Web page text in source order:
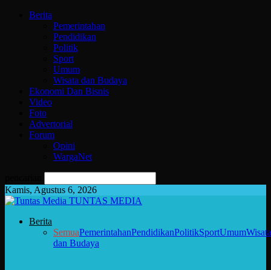
Berita
Pemerintahan
Pendidikan
Politik
Sport
Umum
Wisata dan Budaya
Ekonomi Dan Bisnis
Video
Foto
Advertorial
Forum
Opini
WargaNet
Kamis, Agustus 6, 2026
TUNTAS MEDIA
Berita
SemuaPemerintahanPendidikanPolitikSportUmumWisata
dan Budaya